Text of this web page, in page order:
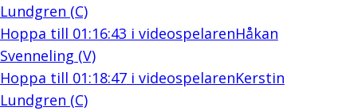
Lundgren (C)
Hoppa till 01:16:43 i videospelarenHåkan
Svenneling (V)
Hoppa till 01:18:47i videospelarenKerstin
Lundgren (C)